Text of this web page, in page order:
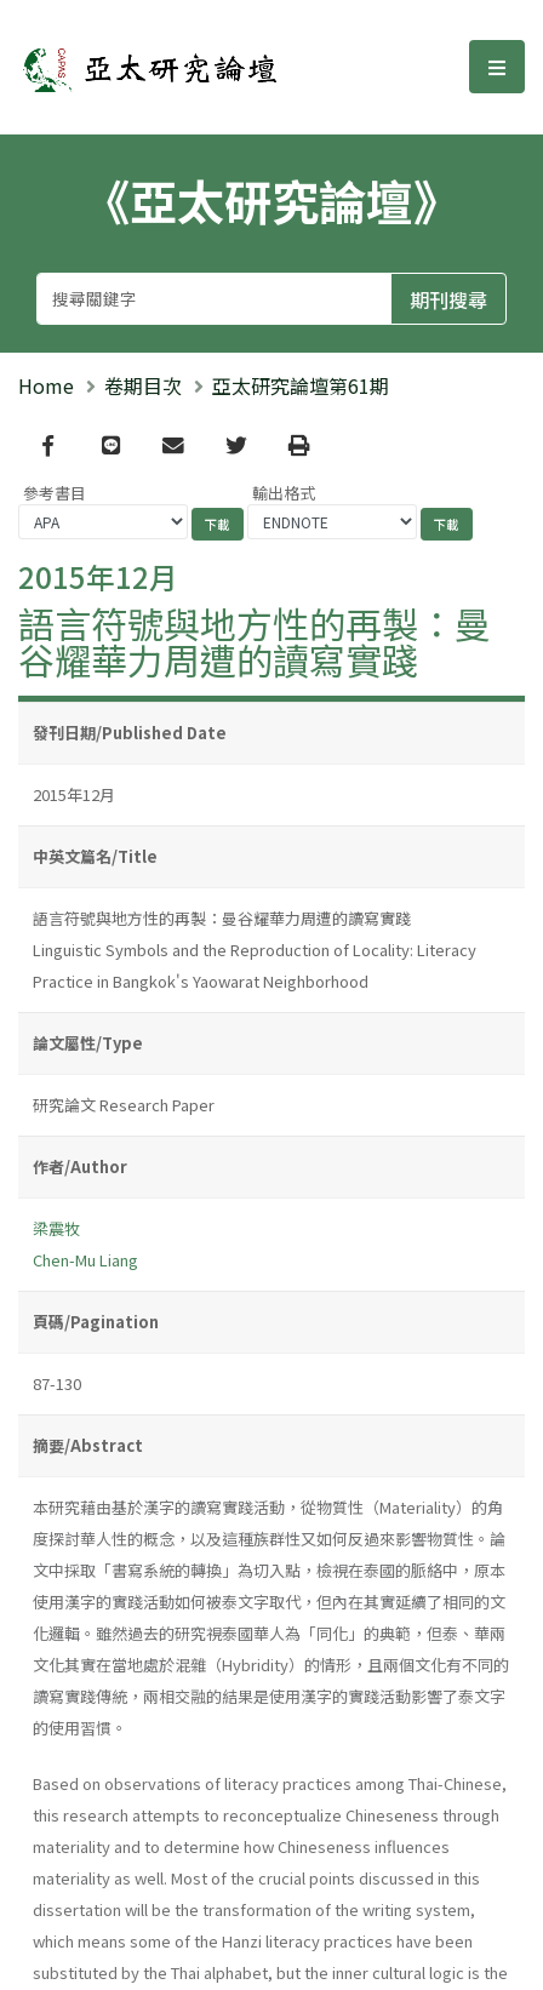
亞太研究論壇 選
《亞太研究論壇》
Home 卷期目次 亞太研究論壇第61期
Facebook
line email TwitterPrint
參考書目 輸出格式
2015年12月
語言符號與地方性的再製：曼
谷耀華力周遭的讀寫實踐
發刊日期/Published Date
2015年12月
中英文篇名/Title
語言符號與地方性的再製：曼谷耀華力周遭的讀寫實踐
Linguistic Symbols and the Reproduction of Locality: Literacy
Practice in Bangkok's Yaowarat Neighborhood
論文屬性/Type
研究論文 Research Paper
作者/Author
梁震牧
Chen-Mu Liang
頁碼/Pagination
87-130
摘要/Abstract
本研究藉由基於漢字的讀寫實踐活動，從物質性（Materiality）的角
度探討華人性的概念，以及這種族群性又如何反過來影響物質性。論
文中採取「書寫系統的轉換」為切入點，檢視在泰國的脈絡中，原本
使用漢字的實踐活動如何被泰文字取代，但內在其實延續了相同的文
化邏輯。雖然過去的研究視泰國華人為「同化」的典範，但泰、華兩
文化其實在當地處於混雜（Hybridity）的情形，且兩個文化有不同的
讀寫實踐傳統，兩相交融的結果是使用漢字的實踐活動影響了泰文字
的使用習慣。
Based on observations of literacy practices among Thai-Chinese,
this research attempts to reconceptualize Chineseness through
materiality and to determine how Chineseness influences
materiality as well. Most of the crucial points discussed in this
dissertation will be the transformation of the writing system,
which means some of the Hanzi literacy practices have been
substituted by the Thai alphabet, but the inner cultural logic is the